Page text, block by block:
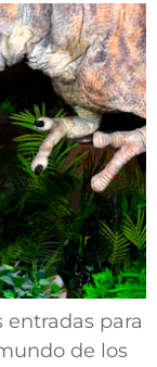
entradas para
de los